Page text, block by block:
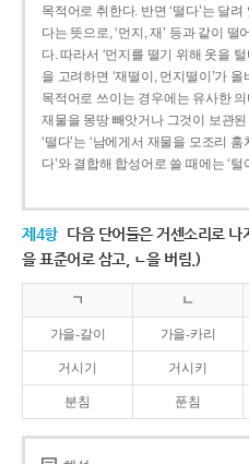
목적어로 취한다. 반면 ‘떨다’는 달
다는 뜻으로, ‘먼지, 재’ 등과 같이
다. 따라서 ‘먼지를 떨기 위해 옷을
을 고려하면 ‘재떨이, 먼지떨이’가 올
목적어로 쓰이는 경우에는 유사한 의
재물을 몽땅 빼앗거나 그것이 보관
‘떨다’는 ‘남에게서 재물을 모조리
다’와 결합해 합성어로 쓸 때에는 ‘털
제4항 다음 단어들은 거센소리로 나
을 표준어로 삼고, ㄴ을 버림.)
ㄱ ㄴ
가을-갈이 가을-카리
거시기 거시키
분침 푼침